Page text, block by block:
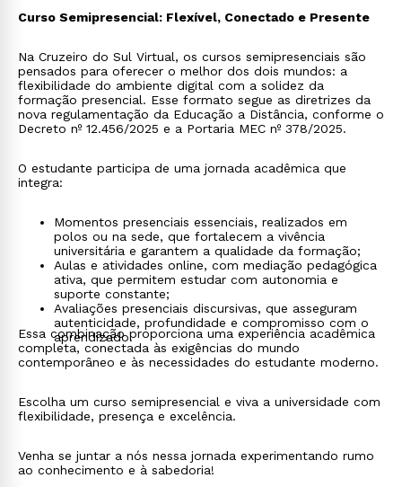
Curso Semipresencial: Flexível, Conectado e Presente
Na Cruzeiro do Sul Virtual, os cursos semipresenciais são
pensados para oferecer o melhor dos dois mundos: a
flexibilidade do ambiente digital com a solidez da
formação presencial. Esse formato segue as diretrizes da
nova regulamentação da Educação a Distância, conforme o
Decreto nº 12.456/2025 e a Portaria MEC nº 378/2025.
O estudante participa de uma jornada acadêmica que
integra:
Momentos presenciais essenciais, realizados em
polos ou na sede, que fortalecem a vivência
universitária e garantem a qualidade da formação;
Aulas e atividades online, com mediação pedagógica
ativa, que permitem estudar com autonomia e
suporte constante;
Avaliações presenciais discursivas, que asseguram
autenticidade, profundidade e compromisso com o
aprendizado.
Essa combinação proporciona uma experiência acadêmica
completa, conectada às exigências do mundo
contemporâneo e às necessidades do estudante moderno.
Escolha um curso semipresencial e viva a universidade com
flexibilidade, presença e excelência.
Venha se juntar a nós nessa jornada experimentando rumo
ao conhecimento e à sabedoria!